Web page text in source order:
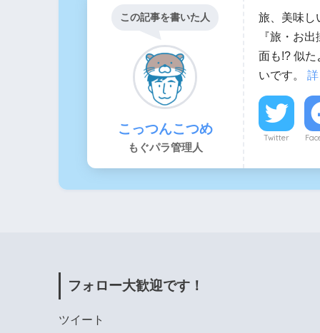
この記事を書いた人
こっつんこつめ
もぐパラ管理人
旅、美味し
『旅・お
面も!? 似
いです。
Twitter
フォロー大歓迎です！
ツイート